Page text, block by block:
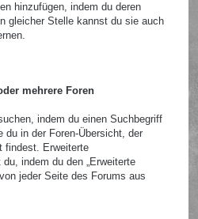
hinzufügen, indem du deren
gleicher Stelle kannst du sie auch
mehrere Foren
indem du einen Suchbegriff
du in der Foren-Übersicht, der
findest. Erweiterte
indem du den „Erweiterte
jeder Seite des Forums aus